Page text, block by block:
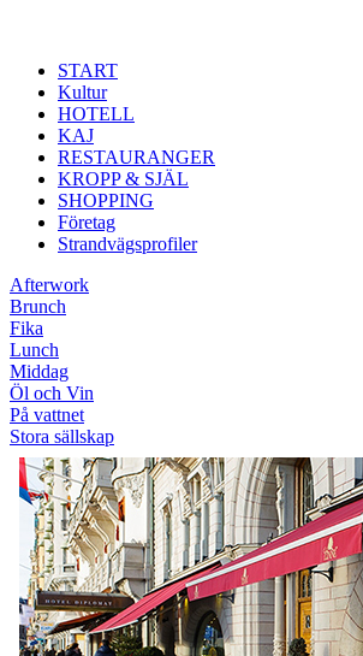
START
Kultur
HOTELL
KAJ
RESTAURANGER
KROPP & SJÄL
SHOPPING
Företag
Strandvägsprofiler
Afterwork
Brunch
Fika
Lunch
Middag
Öl och Vin
På vattnet
Stora sällskap